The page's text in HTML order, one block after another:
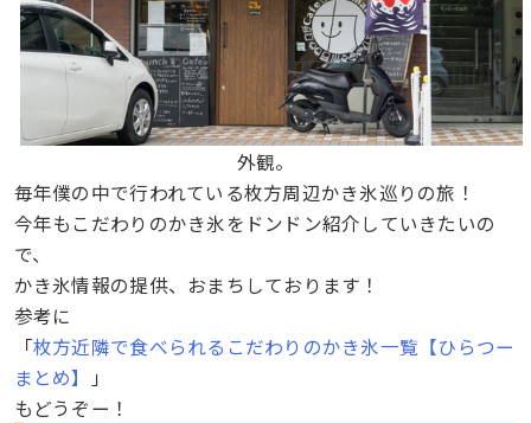
外観。
毎年僕の中で行われている枚方周辺かき氷巡りの旅！
今年もこだわりのかき氷をドンドン紹介していきたいの
で、
かき氷情報の提供、おまちしております！
参考に
「枚方近隣で食べられるこだわりのかき氷一覧【ひらつー
まとめ】
」
もどうぞー！